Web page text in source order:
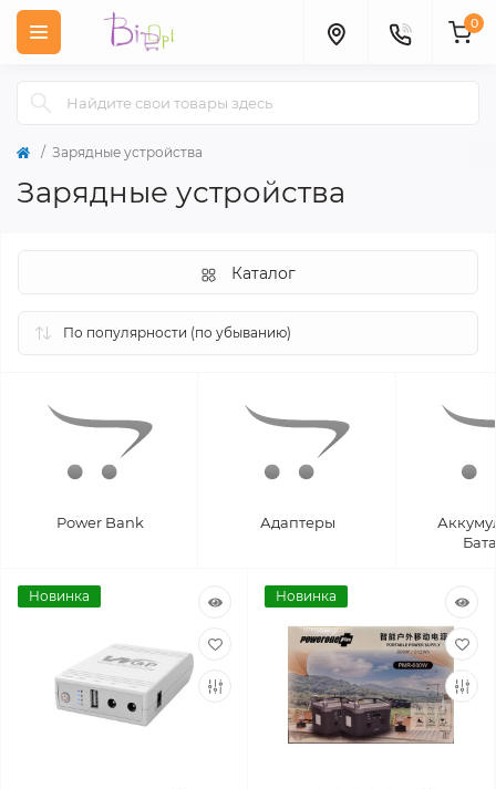
0
Зарядные устройства
Зарядные устройства
Каталог
Power Bank Адаптеры
Новинка Новинка